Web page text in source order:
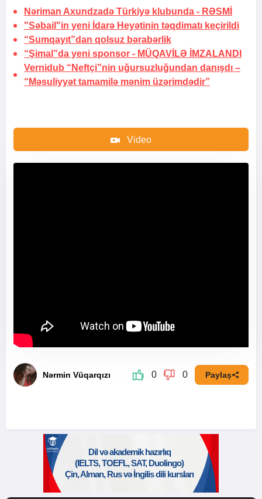
Nəriman Axundzadə Türkiyə klubunda - RƏSMİ
"Səbail"in yeni İdarə Heyətinin təqdimatı keçirildi
“Sumqayıt”dan qolsuz bərabərlik
“Şimal”da yeni sponsor - MÜQAVİLƏ İMZALANDI
Vernidub “Neftçi”nin uğursuzluğundan danışdı –
“Məsuliyyət tamamilə mənim üzərimdədir”
Video
Nərmin Vüqarqızı 0 0 Paylaş